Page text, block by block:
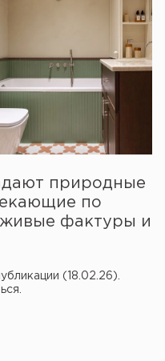
природные
по
живые фактуры и
(18.02.26).